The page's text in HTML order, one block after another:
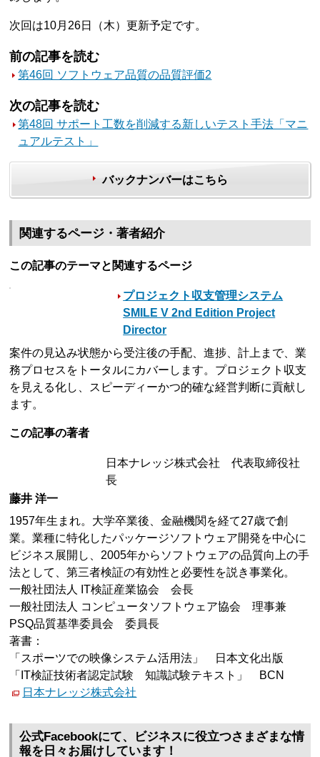
次回は10月26日（木）更新予定です。
前の記事を読む
第46回 ソフトウェア品質の品質評価2
次の記事を読む
第48回 サポート工数を削減する新しいテスト手法「マニ
ュアルテスト」
バックナンバーはこちら
関連するページ・著者紹介
この記事のテーマと関連するページ
プロジェクト収支管理システム
SMILE V 2nd Edition Project
Director
案件の見込み状態から受注後の手配、進捗、計上まで、業
務プロセスをトータルにカバーします。プロジェクト収支
を見える化し、スピーディーかつ的確な経営判断に貢献し
ます。
この記事の著者
日本ナレッジ株式会社 代表取締役社
長
藤井 洋一
1957年生まれ。大学卒業後、金融機関を経て27歳で創
業。業種に特化したパッケージソフトウェア開発を中心に
ビジネス展開し、2005年からソフトウェアの品質向上の手
法として、第三者検証の有効性と必要性を説き事業化。
一般社団法人 IT検証産業協会 会長
一般社団法人 コンピュータソフトウェア協会 理事兼
PSQ品質基準委員会 委員長
著書：
「スポーツでの映像システム活用法」 日本文化出版
「IT検証技術者認定試験 知識試験テキスト」 BCN
日本ナレッジ株式会社
公式Facebookにて、ビジネスに役立つさまざまな情
報を日々お届けしています！